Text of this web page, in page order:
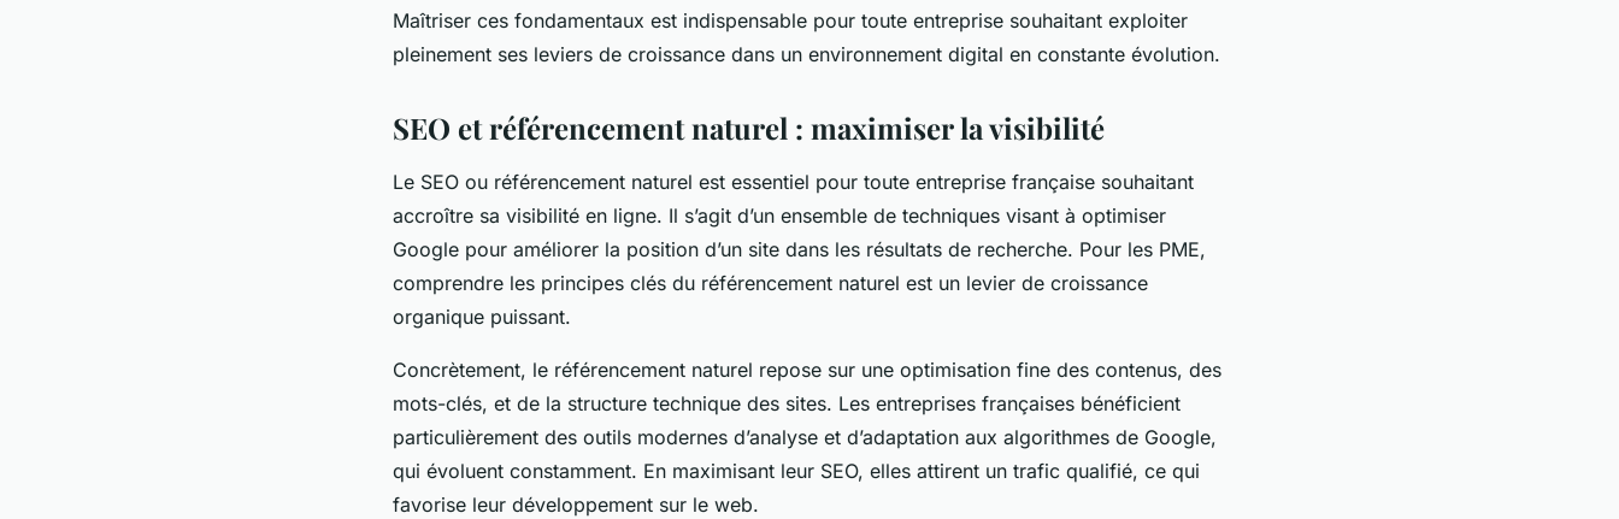
Maîtriser ces fondamentaux est indispensable pour toute entreprise souhaitant exploiter
pleinement ses leviers de croissance dans un environnement digital en constante évolution.
SEO et référencement naturel : maximiser la visibilité
Le SEO ou référencement naturel est essentiel pour toute entreprise française souhaitant
accroître sa visibilité en ligne. Il s’agit d’un ensemble de techniques visant à optimiser
Google pour améliorer la position d’un site dans les résultats de recherche. Pour les PME,
comprendre les principes clés du référencement naturel est un levier de croissance
organique puissant.
Concrètement, le référencement naturel repose sur une optimisation fine des contenus, des
mots-clés, et de la structure technique des sites. Les entreprises françaises bénéficient
particulièrement des outils modernes d’analyse et d’adaptation aux algorithmes de Google,
qui évoluent constamment. En maximisant leur SEO, elles attirent un trafic qualifié, ce qui
favorise leur développement sur le web.